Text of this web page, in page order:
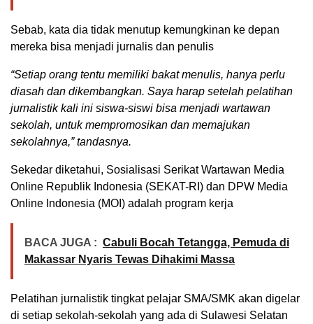
Sebab, kata dia tidak menutup kemungkinan ke depan
mereka bisa menjadi jurnalis dan penulis
“Setiap orang tentu memiliki bakat menulis, hanya perlu
diasah dan dikembangkan. Saya harap setelah pelatihan
jurnalistik kali ini siswa-siswi bisa menjadi wartawan
sekolah, untuk mempromosikan dan memajukan
sekolahnya,” tandasnya.
Sekedar diketahui, Sosialisasi Serikat Wartawan Media
Online Republik Indonesia (SEKAT-RI) dan DPW Media
Online Indonesia (MOI) adalah program kerja
BACA JUGA : Cabuli Bocah Tetangga, Pemuda di
Makassar Nyaris Tewas Dihakimi Massa
Pelatihan jurnalistik tingkat pelajar SMA/SMK akan digelar
di setiap sekolah-sekolah yang ada di Sulawesi Selatan